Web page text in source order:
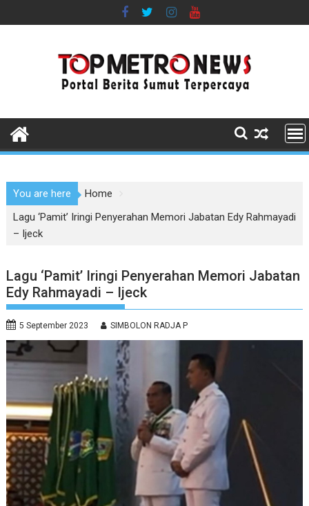
to
You are here
Home
Lagu ‘Pamit’ Iringi Penyerahan Memori Jabatan Edy Rahmayadi
– Ijeck
Lagu ‘Pamit’ Iringi Penyerahan Memori Jabatan
Edy Rahmayadi – Ijeck
5 September 2023 SIMBOLON RADJA P